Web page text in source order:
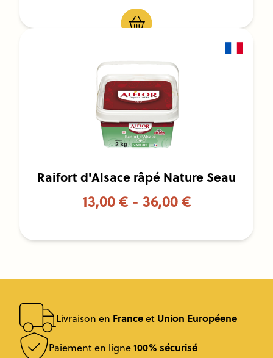
Raifort d'Alsace râpé Nature Seau
13,00 € - 36,00 €
Livraison en Franceet Union Européene
Paiement en ligne100% sécurisé